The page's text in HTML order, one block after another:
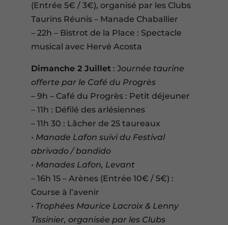
(Entrée 5€ / 3€), organisé par les Clubs
Taurins Réunis – Manade Chaballier
– 22h – Bistrot de la Place : Spectacle
musical avec Hervé Acosta
Dimanche 2 Juillet: Journée taurine
offerte par le Café du Progrès
– 9h – Café du Progrès : Petit déjeuner
– 11h : Défilé des arlésiennes
– 11h 30 : Lâcher de 25 taureaux
• Manade Lafon suivi du Festival
abrivado / bandido
• Manades Lafon, Levant
– 16h 15 – Arènes (Entrée 10€ / 5€) :
Course à l’avenir
• Trophées Maurice Lacroix & Lenny
Tissinier, organisée par les Clubs